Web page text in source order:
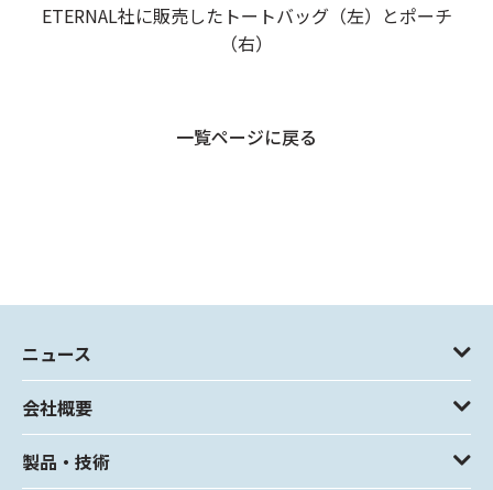
ETERNAL社に販売したトートバッグ（左）とポーチ
（右）
一覧ページに戻る
ニュース
会社概要
製品・技術